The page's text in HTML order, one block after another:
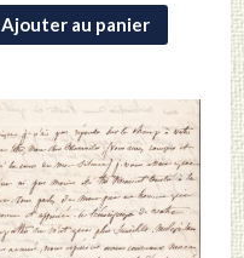
Ajouter au panier